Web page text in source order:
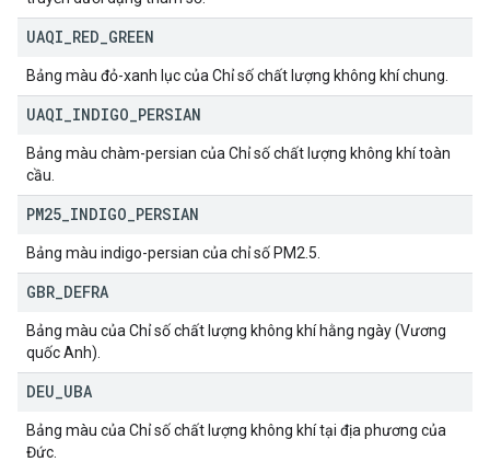
UAQI RED GREEN
Bảng màu đỏ-xanh lục của Chỉ số chất lượng không khí chung.
UAQI INDIGO PERSIAN
Bảng màu chàm-persian của Chỉ số chất lượng không khí toàn
cầu.
PM25 INDIGO PERSIAN
Bảng màu indigo-persian của chỉ số PM2.5.
GBR DEFRA
Bảng màu của Chỉ số chất lượng không khí hằng ngày (Vương
quốc Anh).
DEU UBA
Bảng màu của Chỉ số chất lượng không khí tại địa phương của
Đức.